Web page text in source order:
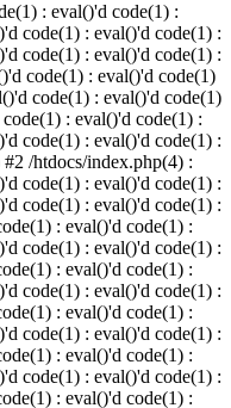
: eval()'d code(1) :
code(1) : eval()'d code(1) :
code(1) : eval()'d code(1) :
code(1) : eval()'d code(1)
code(1) : eval()'d code(1)
: eval()'d code(1) :
code(1) : eval()'d code(1) :
/htdocs/index.php(4) :
code(1) : eval()'d code(1) :
code(1) : eval()'d code(1) :
: eval()'d code(1) :
code(1) : eval()'d code(1) :
: eval()'d code(1) :
code(1) : eval()'d code(1) :
: eval()'d code(1) :
code(1) : eval()'d code(1) :
: eval()'d code(1) :
code(1) : eval()'d code(1) :
: eval()'d code(1) :